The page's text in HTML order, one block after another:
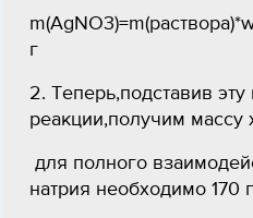
г
2. Теперь,подставив
реакции,получим массу
для полного
натрия необходимо 170